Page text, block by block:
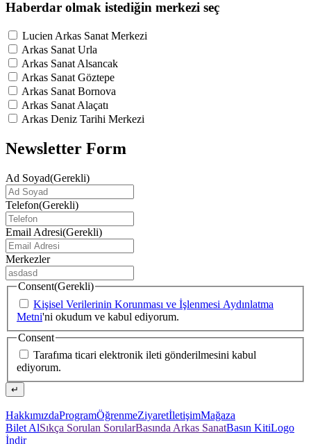
Haberdar olmak istediğin merkezi seç
Lucien Arkas Sanat Merkezi
Arkas Sanat Urla
Arkas Sanat Alsancak
Arkas Sanat Göztepe
Arkas Sanat Bornova
Arkas Sanat Alaçatı
Arkas Deniz Tarihi Merkezi
Newsletter Form
Ad Soyad(Gerekli)
Telefon(Gerekli)
Email Adresi(Gerekli)
Merkezler
Consent(Gerekli)
Kişisel Verilerinin Korunması ve İşlenmesi Aydınlatma
Metni'ni okudum ve kabul ediyorum.
Consent
Tarafıma ticari elektronik ileti gönderilmesini kabul
ediyorum.
↵
HakkımızdaProgramÖğrenmeZiyaretİletişimMağaza
Bilet AlSıkça Sorulan SorularBasında Arkas SanatBasın KitiLogo
İndir